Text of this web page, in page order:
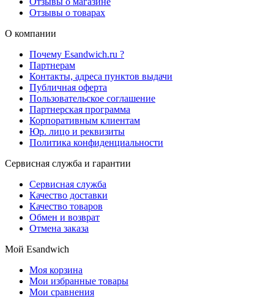
Отзывы о товарах
О компании
Почему Esandwich.ru ?
Партнерам
Контакты, адреса пунктов выдачи
Публичная оферта
Пользовательское соглашение
Партнерская программа
Корпоративным клиентам
Юр. лицо и реквизиты
Политика конфиденциальности
Сервисная служба и гарантии
Сервисная служба
Качество доставки
Качество товаров
Обмен и возврат
Отмена заказа
Мой Esandwich
Моя корзина
Мои избранные товары
Мои сравнения